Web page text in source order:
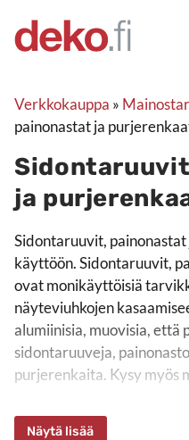
sisältöön
Verkkokauppa »
painonastat ja
ja
Sidontaruuvit,
käyttöön. Sidontaruuvit,
ovat monikäyttöisiä
näyteviuhkojen
alumiinisia, muovisia,
sidontaruuveja,
purjerenkaita. Kysy myös
Näytä lisää